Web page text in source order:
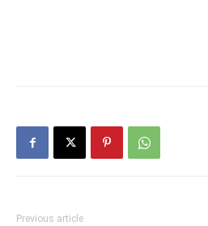
Previous article